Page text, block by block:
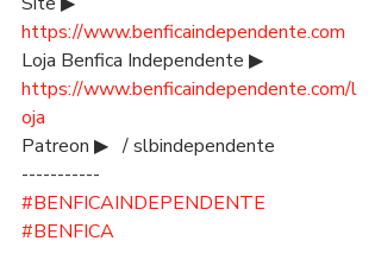
https://www.benficaindependente.com
Loja Benfica Independente ▶
https://www.benficaindependente.com/l
oja
Patreon ▶   / slbindependente
-----------
#BENFICAINDEPENDENTE
#BENFICA